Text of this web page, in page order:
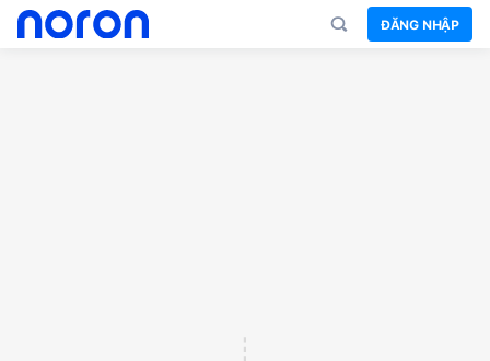
ĐĂNG NHẬP